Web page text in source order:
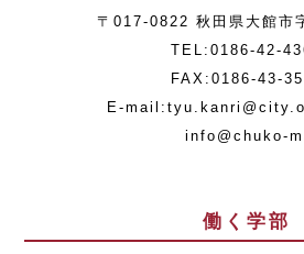
〒017-0822 秋田県大館市
TEL:0186-42-
FAX:0186-43-
E-
info@chuko-
働く学部